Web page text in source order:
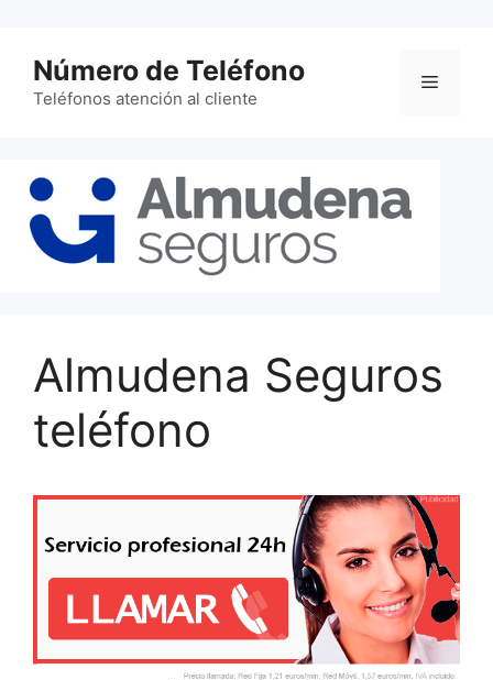
contenido
Número de Teléfono
Teléfonos atención al cliente
Menú
Almudena Seguros
teléfono